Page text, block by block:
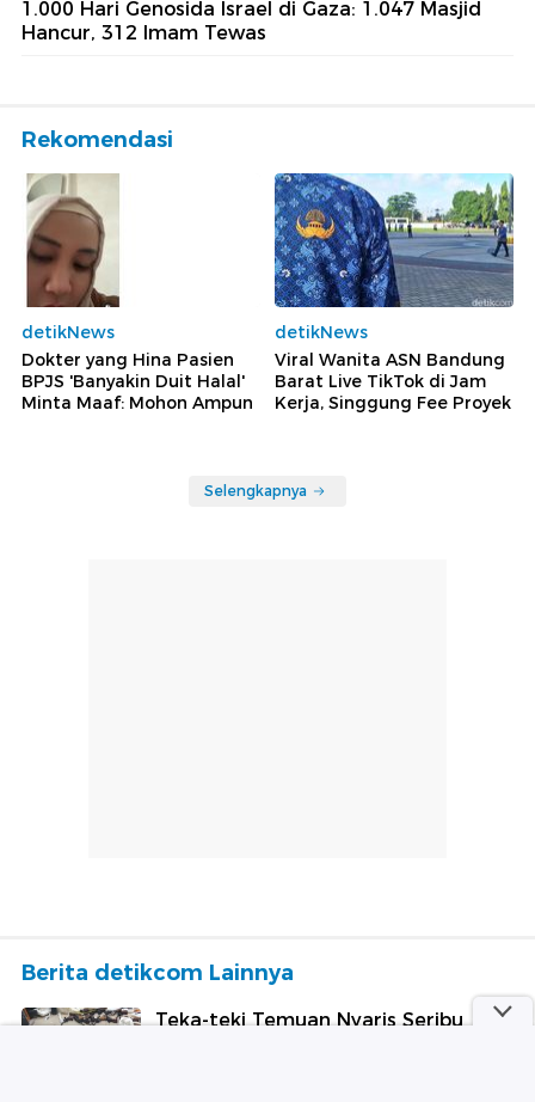
1.000 Hari Genosida Israel di Gaza: 1.047 Masjid
Hancur, 312 Imam Tewas
Rekomendasi
detikNews
Dokter yang Hina Pasien
BPJS 'Banyakin Duit Halal'
Minta Maaf: Mohon Ampun
detikNews
Viral Wanita ASN Bandung
Barat Live TikTok di Jam
Kerja, Singgung Fee Proyek
Selengkapnya
Berita detikcom Lainnya
Teka-teki Temuan Nyaris Seribu